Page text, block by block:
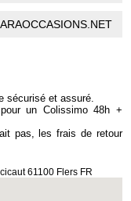
sécurisé et assuré.
un Colissimo 48h +
pas, les frais de retour
61100 Flers FR